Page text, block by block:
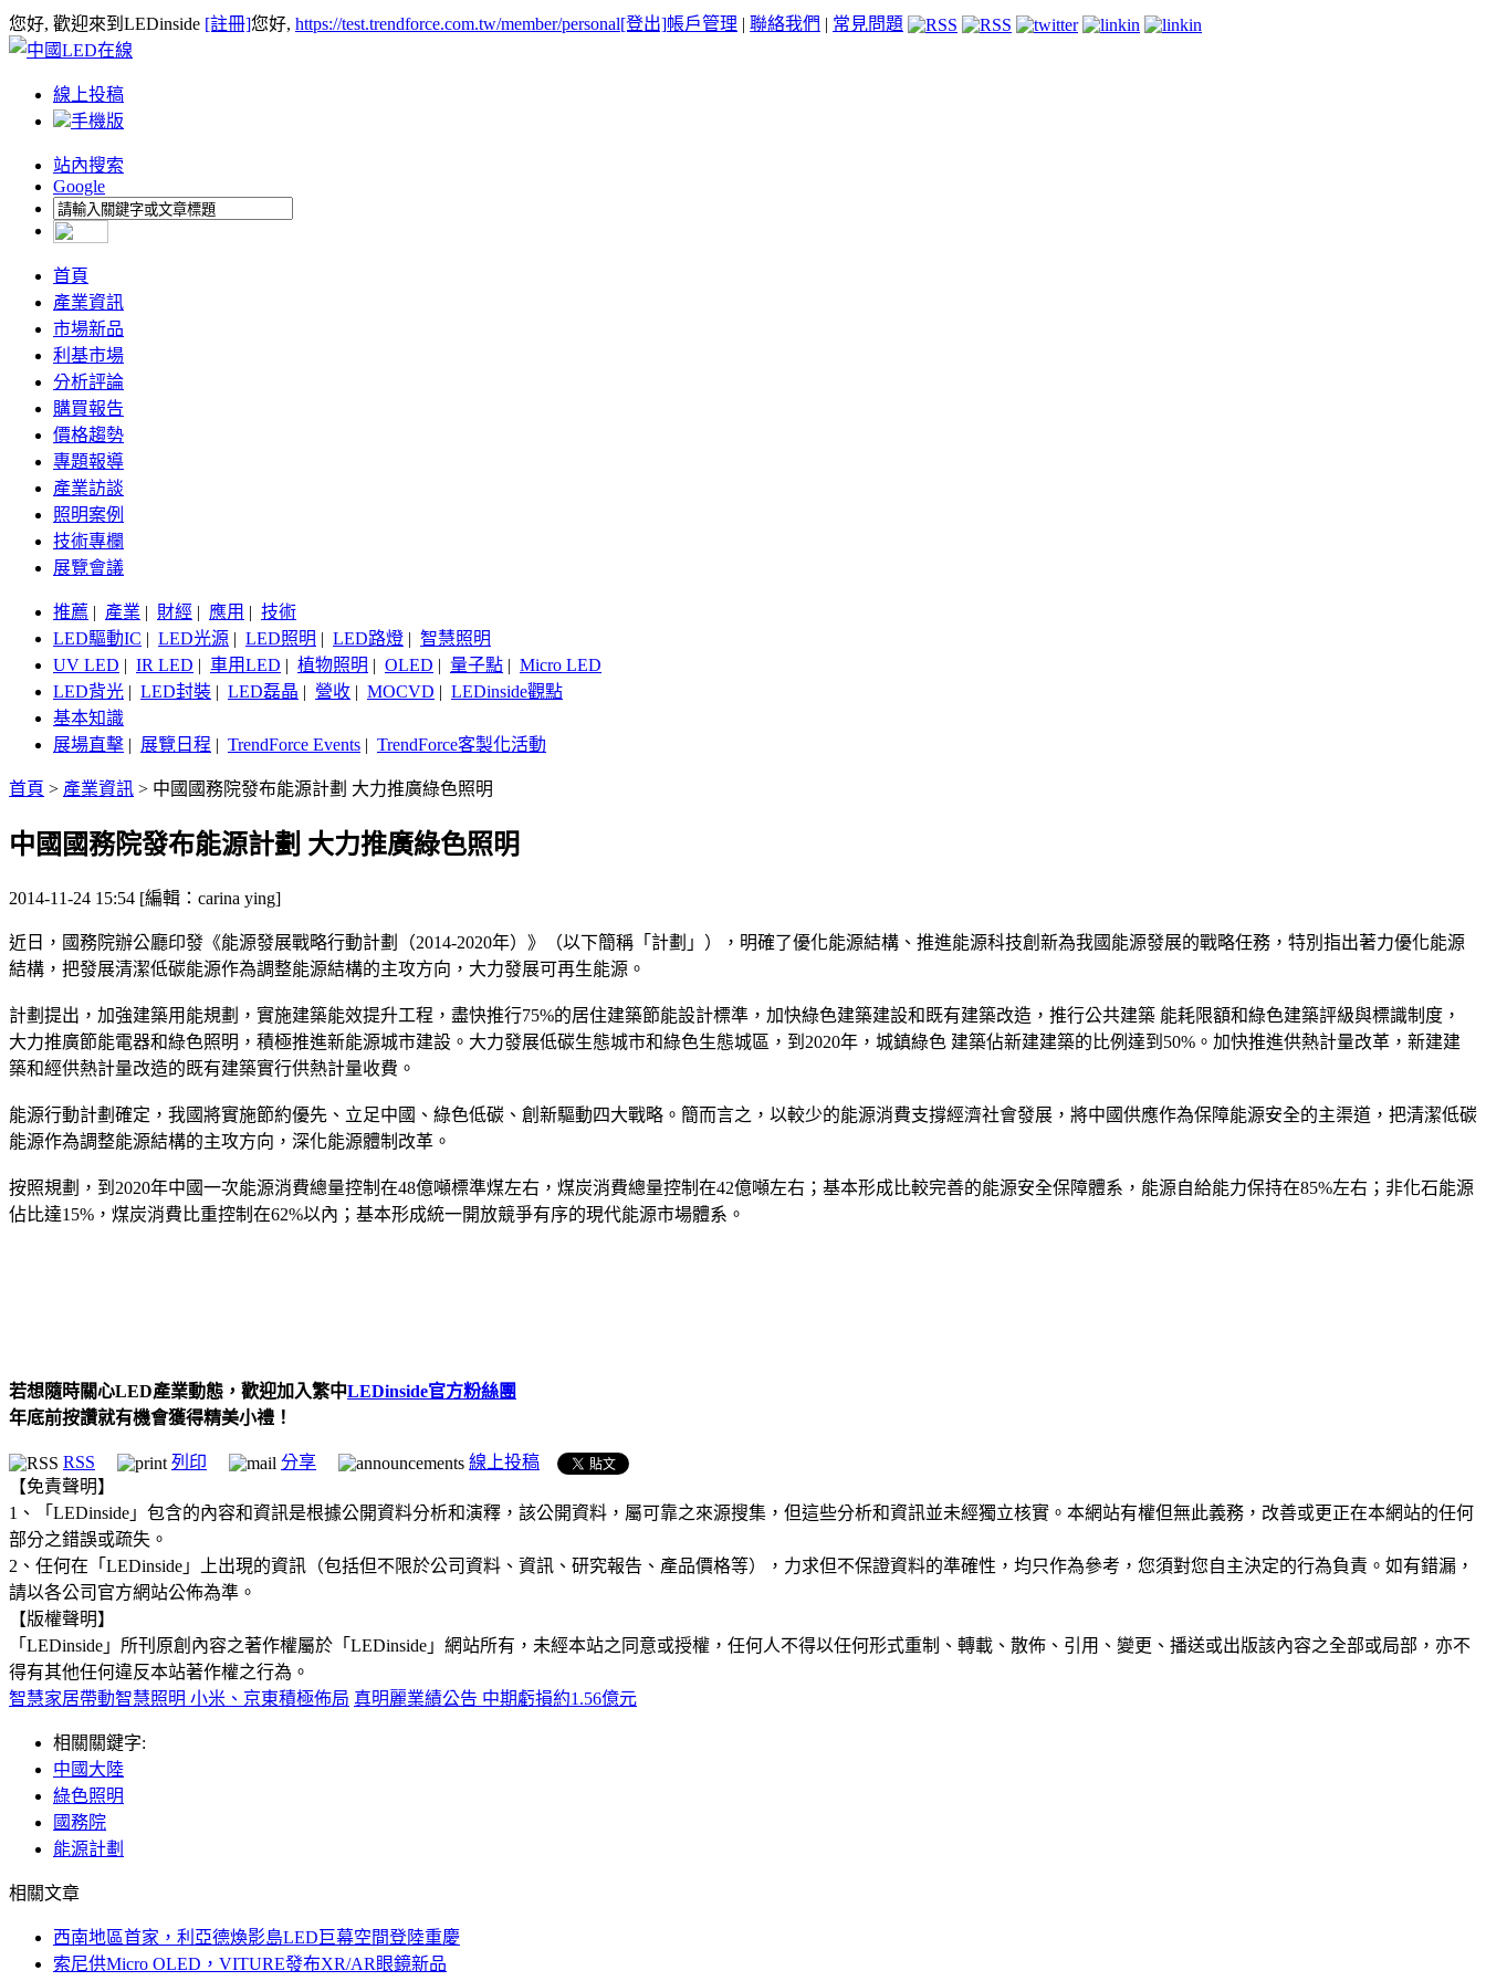
您好, 歡迎來到LEDinside [註冊]您好, https://test.trendforce.com.tw/member/personal[登出]帳戶管理 | 聯絡我們 | 常見問題
線上投稿
手機版
站內搜索
Google
首頁
產業資訊
市場新品
利基市場
分析評論
購買報告
價格趨勢
專題報導
產業訪談
照明案例
技術專欄
展覽會議
推薦 | 產業 | 財經 | 應用 | 技術
LED驅動IC | LED光源 | LED照明 | LED路燈 | 智慧照明
UV LED | IR LED | 車用LED | 植物照明 | OLED | 量子點 | Micro LED
LED背光 | LED封裝 | LED磊晶 | 營收 | MOCVD | LEDinside觀點
基本知識
展場直擊 | 展覽日程 | TrendForce Events | TrendForce客製化活動
首頁 > 產業資訊 > 中國國務院發布能源計劃 大力推廣綠色照明
中國國務院發布能源計劃 大力推廣綠色照明
2014-11-24 15:54 [編輯：carina ying]
近日，國務院辦公廳印發《能源發展戰略行動計劃（2014-2020年）》（以下簡稱「計劃」），明確了優化能源結構、推進能源科技創新為我國能源發展的戰略任務，特別指出著力優化能源
結構，把發展清潔低碳能源作為調整能源結構的主攻方向，大力發展可再生能源。
計劃提出，加強建築用能規劃，實施建築能效提升工程，盡快推行75%的居住建築節能設計標準，加快綠色建築建設和既有建築改造，推行公共建築 能耗限額和綠色建築評級與標識制度，
大力推廣節能電器和綠色照明，積極推進新能源城市建設。大力發展低碳生態城市和綠色生態城區，到2020年，城鎮綠色 建築佔新建建築的比例達到50%。加快推進供熱計量改革，新建建
築和經供熱計量改造的既有建築實行供熱計量收費。
能源行動計劃確定，我國將實施節約優先、立足中國、綠色低碳、創新驅動四大戰略。簡而言之，以較少的能源消費支撐經濟社會發展，將中國供應作為保障能源安全的主渠道，把清潔低碳
能源作為調整能源結構的主攻方向，深化能源體制改革。
按照規劃，到2020年中國一次能源消費總量控制在48億噸標準煤左右，煤炭消費總量控制在42億噸左右；基本形成比較完善的能源安全保障體系，能源自給能力保持在85%左右；非化石能源
佔比達15%，煤炭消費比重控制在62%以內；基本形成統一開放競爭有序的現代能源市場體系。
若想隨時關心LED產業動態，歡迎加入繁中LEDinside官方粉絲團
年底前按讚就有機會獲得精美小禮！
RSS 列印 分享
線上投稿
【免責聲明】
1、「LEDinside」包含的內容和資訊是根據公開資料分析和演釋，該公開資料，屬可靠之來源搜集，但這些分析和資訊並未經獨立核實。本網站有權但無此義務，改善或更正在本網站的任何
部分之錯誤或疏失。
2、任何在「LEDinside」上出現的資訊（包括但不限於公司資料、資訊、研究報告、產品價格等），力求但不保證資料的準確性，均只作為參考，您須對您自主決定的行為負責。如有錯漏，
請以各公司官方網站公佈為準。
【版權聲明】
「LEDinside」所刊原創內容之著作權屬於「LEDinside」網站所有，未經本站之同意或授權，任何人不得以任何形式重制、轉載、散佈、引用、變更、播送或出版該內容之全部或局部，亦不
得有其他任何違反本站著作權之行為。
智慧家居帶動智慧照明 小米、京東積極佈局 真明麗業績公告 中期虧損約1.56億元
相關關鍵字:
中國大陸
綠色照明
國務院
能源計劃
相關文章
西南地區首家，利亞德煥影島LED巨幕空間登陸重慶
索尼供Micro OLED，VITURE發布XR/AR眼鏡新品